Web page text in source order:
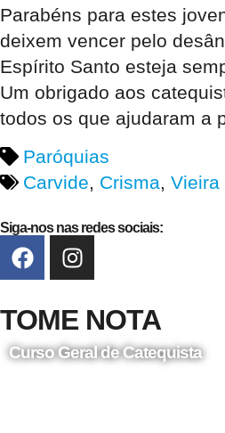
Parabéns para estes
deixem vencer pelo
Espírito Santo esteja
Um obrigado aos
todos os que ajudaram a
Paróquias
Carvide, Crisma, Vieira
Siga-nos nas redes sociais:
TOME NOTA
Curso Geral de Catequista